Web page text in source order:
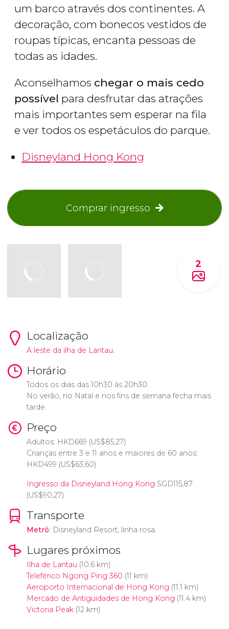
um barco através dos continentes. A
decoração, com bonecos vestidos de
roupas típicas, encanta pessoas de
todas as idades.
Aconselhamos chegar o mais cedo
possível para desfrutar das atrações
mais importantes sem esperar na fila
e ver todos os espetáculos do parque.
Disneyland Hong Kong
Comprar ingresso
2
Localização
A leste da ilha de Lantau.
Horário
Todos os dias das 10h30 às 20h30.
No verão, no Natal e nos fins de semana fecha mais
tarde.
Preço
Adultos: HKD669 (US$85,27)
Crianças entre 3 e 11 anos e maiores de 60 anos:
HKD499 (US$63,60)
Ingresso da Disneyland Hong Kong SGD115,87
(US$90,27)
Transporte
Metrô: Disneyland Resort, linha rosa.
Lugares próximos
Ilha de Lantau (10.6 km)
Teleférico Ngong Ping 360 (11 km)
Aeroporto Internacional de Hong Kong (11.1 km)
Mercado de Antiguidades de Hong Kong (11.4 km)
Victoria Peak(12 km)